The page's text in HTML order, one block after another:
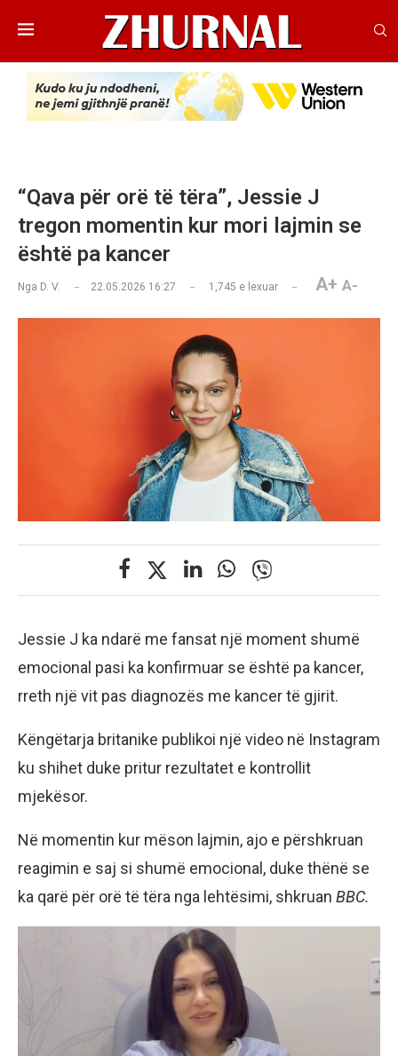
“Qava për orë të tëra”, Jessie J
tregon momentin kur mori lajmin se
është pa kancer
Nga D. V. 22.05.2026 16:27 1,745 e lexuar A+ A-
Jessie J ka ndarë me fansat një moment shumë
emocional pasi ka konfirmuar se është pa kancer,
rreth një vit pas diagnozës me kancer të gjirit.
Këngëtarja britanike publikoi një video në Instagram
ku shihet duke pritur rezultatet e kontrollit
mjekësor.
Në momentin kur mëson lajmin, ajo e përshkruan
reagimin e saj si shumë emocional, duke thënë se
ka qarë për orë të tëra nga lehtësimi, shkruan BBC.